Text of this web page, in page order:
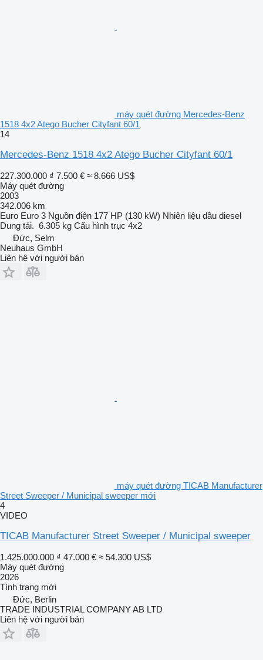
máy quét đường Mercedes-Benz
1518 4x2 Atego Bucher Cityfant 60/1
14
Mercedes-Benz 1518 4x2 Atego Bucher Cityfant 60/1
227.300.000 ₫ 7.500 € ≈ 8.666 US$
Máy quét đường
2003
342.006 km
Euro Euro 3 Nguồn điện 177 HP (130 kW) Nhiên liệu dầu diesel
Dung tải. 6.305 kg Cấu hình trục 4x2
Đức, Selm
Neuhaus GmbH
Liên hệ với người bán
máy quét đường TICAB Manufacturer
Street Sweeper / Municipal sweeper mới
4
VIDEO
TICAB Manufacturer Street Sweeper / Municipal sweeper
1.425.000.000 ₫ 47.000 € ≈ 54.300 US$
Máy quét đường
2026
Tình trạng mới
Đức, Berlin
TRADE INDUSTRIAL COMPANY AB LTD
Liên hệ với người bán